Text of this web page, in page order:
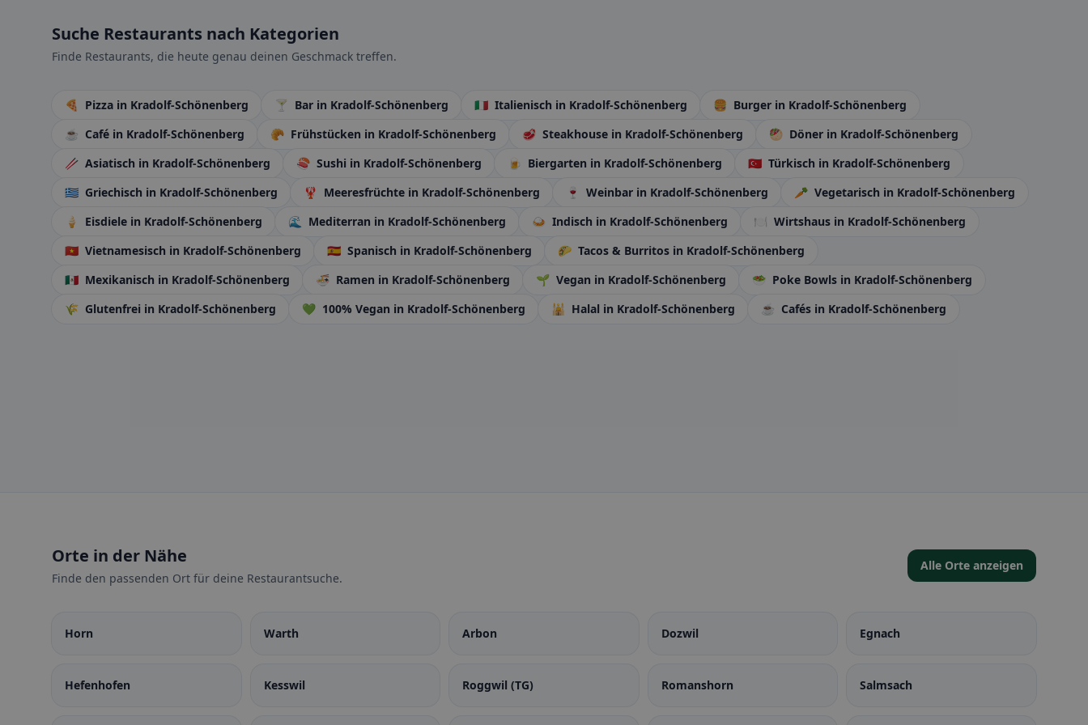
Suche Restaurants nach Kategorien
Finde Restaurants, die heute genau deinen Geschmack treffen.
🍕 Pizza in Kradolf-Schönenberg 🍸 Bar in Kradolf-Schönenberg 🇮🇹 Italienisch in Kradolf-Schönenberg 🍔 Burger in Kradolf-Schönenberg
☕ Café in Kradolf-Schönenberg 🥐 Frühstücken in Kradolf-Schönenberg 🥩 Steakhouse in Kradolf-Schönenberg 🥙 Döner in Kradolf-Schönenberg
🥢 Asiatisch in Kradolf-Schönenberg 🍣 Sushi in Kradolf-Schönenberg 🍺 Biergarten in Kradolf-Schönenberg 🇹🇷 Türkisch in Kradolf-Schönenberg
🇬🇷 Griechisch in Kradolf-Schönenberg 🦞 Meeresfrüchte in Kradolf-Schönenberg 🍷 Weinbar in Kradolf-Schönenberg 🥕 Vegetarisch in Kradolf-Schönenberg
🍦
Eisdiele in Kradolf-Schönenberg 🌊 Mediterran in Kradolf-Schönenberg 🍛 Indisch in Kradolf-Schönenberg 🍽️ Wirtshaus in Kradolf-Schönenberg
🇻🇳 Vietnamesisch in Kradolf-Schönenberg 🇪🇸 Spanisch in Kradolf-Schönenberg 🌮 Tacos & Burritos in Kradolf-Schönenberg
🇲🇽 Mexikanisch in Kradolf-Schönenberg 🍜 Ramen in Kradolf-Schönenberg 🌱 Vegan in Kradolf-Schönenberg 🥗 Poke Bowls in Kradolf-Schönenberg
🌾 Glutenfrei in Kradolf-Schönenberg 💚 100% Vegan in Kradolf-Schönenberg 🕌 Halal in Kradolf-Schönenberg ☕ Cafés in Kradolf-Schönenberg
Orte in der Nähe
Finde den passenden Ort für deine Restaurantsuche.
Alle Orte anzeigen
Horn Warth Arbon Dozwil Egnach
Hefenhofen Kesswil Roggwil (TG) Romanshorn Salmsach